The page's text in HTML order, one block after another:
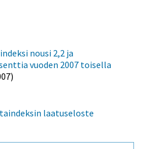
nousi 2,2 ja
vuoden 2007 toisella
laatuseloste